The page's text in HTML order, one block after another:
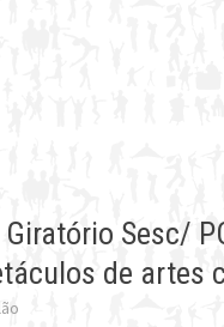
Sesc/
de artes